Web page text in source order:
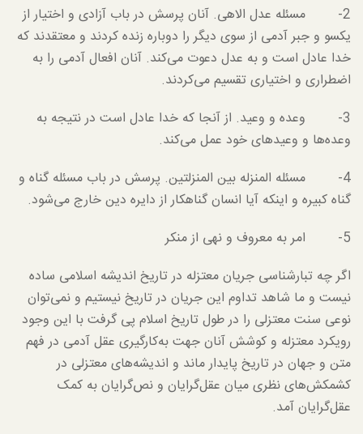
2- مسئله عدل الاهی. آنان پرسش در باب آزادی و اختیار از
یکسو و جبر آدمی از سوی دیگر را دوباره زنده کردند و معتقدند که
خدا عادل است و به عدل دعوت می‌کند. آنان افعال آدمی را به
اضطراری و اختیاری تقسیم می‌کردند.
3- وعده و وعید. از آنجا که خدا عادل است در نتیجه به
وعده‌ها و وعیدهای خود عمل می‌کند.
4- مسئله المنزله بین المنزلتین. پرسش در باب مسئله گناه و
گناه کبیره و اینکه آیا انسان گناهکار از دایره دین خارج می‌شود.
5- امر به معروف و نهی از منکر
اگر چه تبارشناسی جریان معتزله در تاریخ اندیشه اسلامی ساده
نیست و ما شاهد تداوم این جریان در تاریخ نیستیم و نمی‌توان
نوعی سنت معتزلی را در طول تاریخ اسلام پی گرفت با این وجود
رویکرد معتزله و کوشش آنان جهت به‌کارگیری عقل آدمی در فهم
متن و جهان در تاریخ پایدار ماند و اندیشه‌های معتزلی در
کشمکش‌های نظری میان عقل‌گرایان و نص‌گرایان به کمک
عقل‌گرایان آمد.